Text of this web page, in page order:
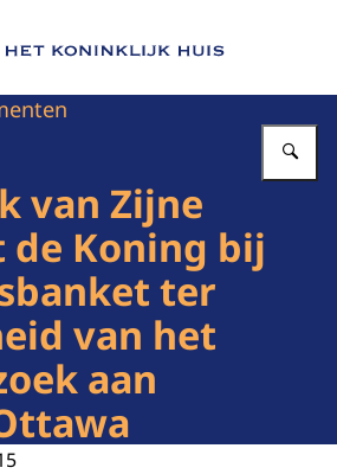
van Het Koninklijk Huis
van Zijne
de Koning bij
ter
van het
aan